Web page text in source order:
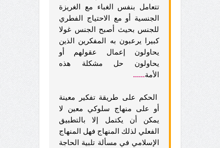
تتعامل بنفس الغباء مع الغريزة
الجنسية أو مع الاحتياج الفطري
للجنس بحيث أصبح الجنس غولا
كبيرا يرعبون به المفكرين الذين
يحاولون إعمال عقولهم أو
يحاولون حل مشكلة هذه
الأمة......
الحكم على طريقة تفكير معينة
أو على منهاج سلوكي معين لا
يمكن أن يكتمل إلا بالتطبيق
الفعلي لذلك المنهاج فهل المنهاج
الإسلامي في مسألة تلبية الحاجة